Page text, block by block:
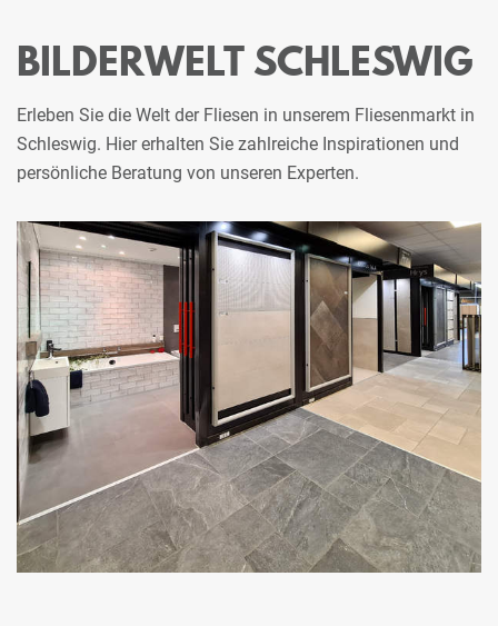
BILDERWELT SCHLESWIG
Erleben Sie die Welt der Fliesen in unserem Fliesenmarkt in
Schleswig. Hier erhalten Sie zahlreiche Inspirationen und
persönliche Beratung von unseren Experten.